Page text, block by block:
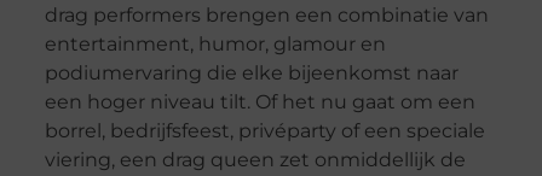
drag performers brengen een combinatie van
entertainment, humor, glamour en
podiumervaring die elke bijeenkomst naar
een hoger niveau tilt. Of het nu gaat om een
borrel, bedrijfsfeest, privéparty of een speciale
viering, een drag queen zet onmiddellijk de